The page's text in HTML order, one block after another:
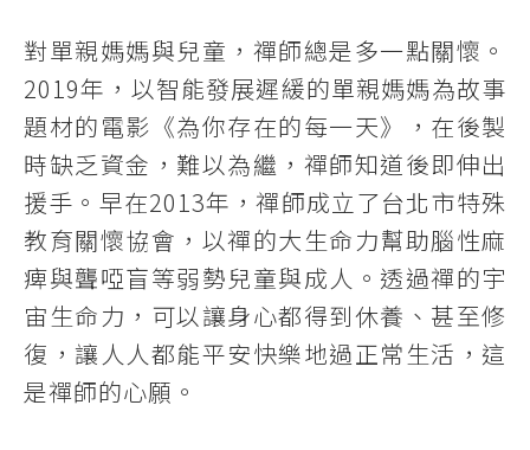
對單親媽媽與兒童，禪師總是多一點關懷。
2019年，以智能發展遲緩的單親媽媽為故事
題材的電影《為你存在的每一天》，在後製
時缺乏資金，難以為繼，禪師知道後即伸出
援手。早在2013年，禪師成立了台北市特殊
教育關懷協會，以禪的大生命力幫助腦性麻
痺與聾啞盲等弱勢兒童與成人。透過禪的宇
宙生命力，可以讓身心都得到休養、甚至修
復，讓人人都能平安快樂地過正常生活，這
是禪師的心願。